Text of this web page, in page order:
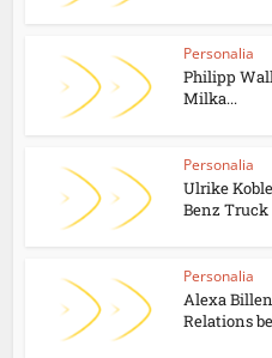
Personalia
Philipp
Milka...
Personalia
Ulrike
Benz Truck
Personalia
Alexa
Relations